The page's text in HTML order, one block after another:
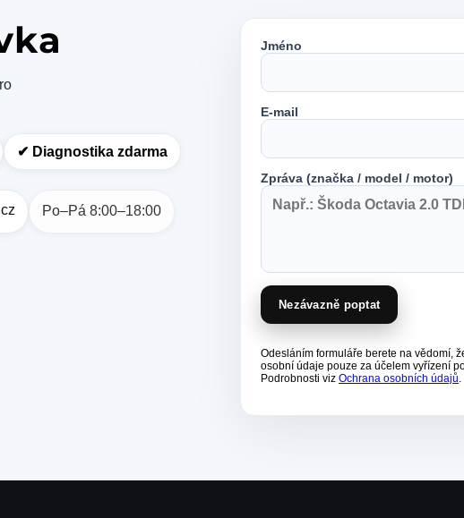
✔︎ Diagnostika zdarma
Po–Pá 8:00–18:00
Jméno
E-mail
Zpráva (značka / model / motor)
Nezávazně poptat
Odesláním formuláře berete na vědomí,
osobní údaje pouze za účelem vyřízení
Podrobnosti viz Ochrana osobních údajů